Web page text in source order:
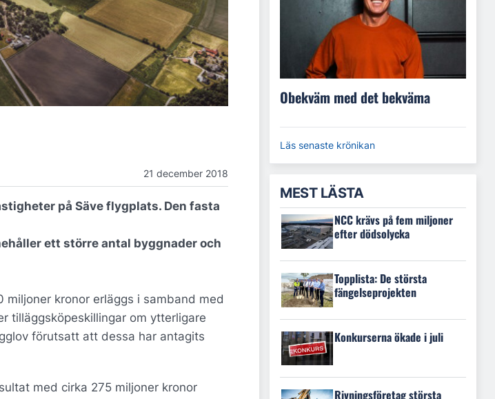
21 december 2018
på Säve flygplats. Den fasta
ett större antal byggnader och
miljoner kronor erläggs i samband med
tilläggsköpeskillingar om ytterligare
förutsatt att dessa har antagits
med cirka 275 miljoner kronor
Obekväm med det bekväma
Läs senaste krönikan
MEST LÄSTA
NCC krävs på fem miljoner
efter dödsolycka
Topplista: De största
fängelseprojekten
Konkurserna ökade i juli
Rivningsföretag största